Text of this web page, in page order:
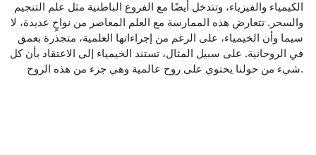
الكيمياء والفيزياء، وتتدخل أيضًا مع الفروع الباطنية مثل علم التنجيم
والسحر. تتعارض هذه الممارسة مع العلم المعاصر من نواحٍ عديدة، لا
سيما وأن الخيمياء، على الرغم من إجراءاتها العلمية، متجذرة بعمق
في الروحانية. على سبيل المثال، تستند الخيمياء إلى الاعتقاد بأن كل
شيء من حولنا يحتوي على روح عالمية وهي جزء من هذه الروح.